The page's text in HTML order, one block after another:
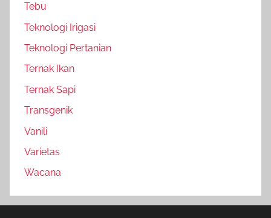
Tebu
Teknologi Irigasi
Teknologi Pertanian
Ternak Ikan
Ternak Sapi
Transgenik
Vanili
Varietas
Wacana